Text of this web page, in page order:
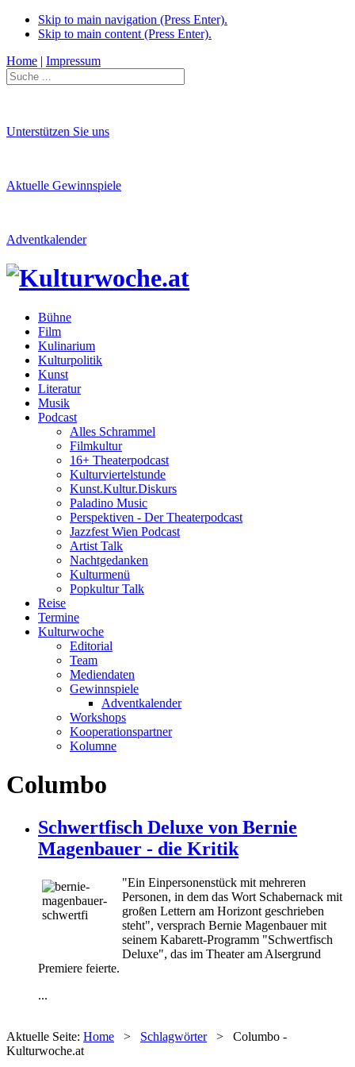
Skip to main navigation (Press Enter).
Skip to main content (Press Enter).
Home | Impressum
Unterstützen Sie uns
Aktuelle Gewinnspiele
Adventkalender
Bühne
Film
Kulinarium
Kulturpolitik
Kunst
Literatur
Musik
Podcast
Alles Schrammel
Filmkultur
16+ Theaterpodcast
Kulturviertelstunde
Kunst.Kultur.Diskurs
Paladino Music
Perspektiven - Der Theaterpodcast
Jazzfest Wien Podcast
Artist Talk
Nachtgedanken
Kulturmenü
Popkultur Talk
Reise
Termine
Kulturwoche
Editorial
Team
Mediendaten
Gewinnspiele
Adventkalender
Workshops
Kooperationspartner
Kolumne
Columbo
Schwertfisch Deluxe von Bernie
Magenbauer - die Kritik
"Ein Einpersonenstück mit mehreren
Personen, in dem das Wort Schabernack mit
großen Lettern am Horizont geschrieben
steht", versprach Bernie Magenbauer mit
seinem Kabarett-Programm "Schwertfisch
Deluxe", das im Theater am Alsergrund
Premiere feierte.
...
Aktuelle Seite: Home > Schlagwörter > Columbo -
Kulturwoche.at